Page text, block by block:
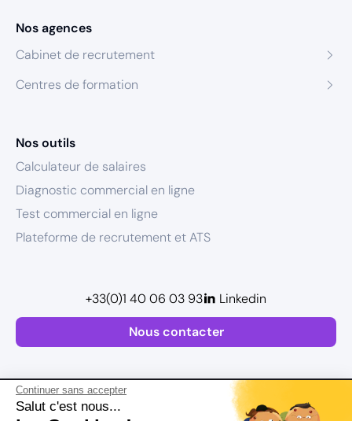
Continuer sans accepter
Salut c'est nous...
Nos agences
Cabinet de recrutement
Centres de formation
Nos outils
Calculateur de salaires
Diagnostic commercial en ligne
Test commercial en ligne
Plateforme de recrutement et ATS
Nous contacter
+33(0)1 40 06 03 93 Linkedin